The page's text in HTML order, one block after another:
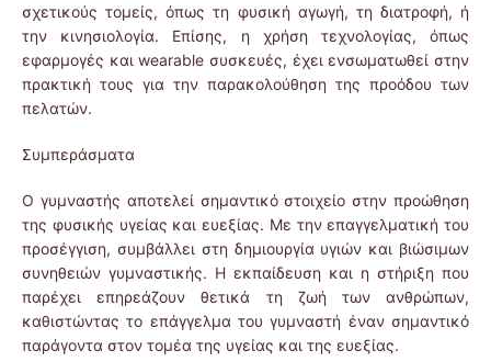
σχετικούς τομείς, όπως τη φυσική αγωγή, τη διατροφή, ή
την κινησιολογία. Επίσης, η χρήση τεχνολογίας, όπως
εφαρμογές και wearable συσκευές, έχει ενσωματωθεί στην
πρακτική τους για την παρακολούθηση της προόδου των
πελατών.
Συμπεράσματα
Ο γυμναστής αποτελεί σημαντικό στοιχείο στην προώθηση
της φυσικής υγείας και ευεξίας. Με την επαγγελματική του
προσέγγιση, συμβάλλει στη δημιουργία υγιών και βιώσιμων
συνηθειών γυμναστικής. Η εκπαίδευση και η στήριξη που
παρέχει επηρεάζουν θετικά τη ζωή των ανθρώπων,
καθιστώντας το επάγγελμα του γυμναστή έναν σημαντικό
παράγοντα στον τομέα της υγείας και της ευεξίας.